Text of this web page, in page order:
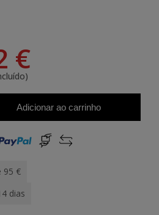
€
Adicionar ao carrinho
95 €
dias